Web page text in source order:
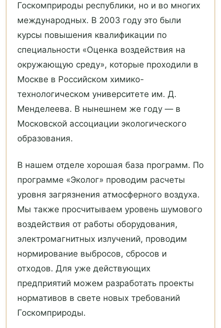
Госкомприроды республики, но и во многих
международных. В 2003 году это были
курсы повышения квалификации по
специальности «Оценка воздействия на
окружающую среду», которые проходили в
Москве в Российском химико-
технологическом университете им. Д.
Менделеева. В нынешнем же году — в
Московской ассоциации экологического
образования.
В нашем отделе хорошая база программ. По
программе «Эколог» проводим расчеты
уровня загрязнения атмосферного воздуха.
Мы также просчитываем уровень шумового
воздействия от работы оборудования,
электромагнитных излучений, проводим
нормирование выбросов, сбросов и
отходов. Для уже действующих
предприятий можем разработать проекты
нормативов в свете новых требований
Госкомприроды.